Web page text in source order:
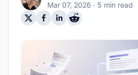
Mar 07, 2026 · 5 min read